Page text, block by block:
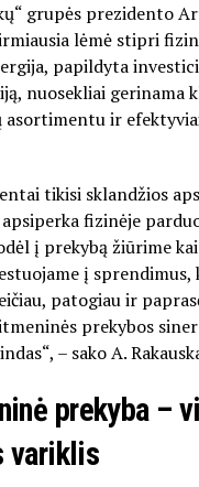
grupės prezidento
lėmė stipri
papildyta
nuosekliai gerinama
asortimentu ir
tikisi sklandžios
fizinėje
į prekybą žiūrime
į sprendimus,
patogiau ir
prekybos
– sako A.
prekyba –
variklis